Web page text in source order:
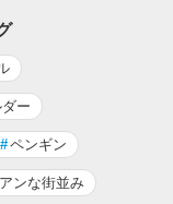
ー
#ペンギン
ンな街並み